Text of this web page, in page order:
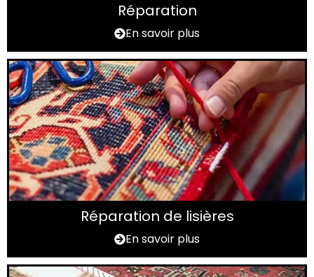
Réparation
En savoir plus
Réparation de lisières
En savoir plus